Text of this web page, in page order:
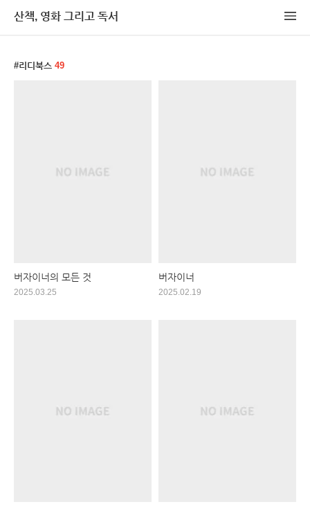
산책, 영화 그리고 독서
리디북스 49
버자이너의 모든 것
2025.03.25
버자이너
2025.02.19